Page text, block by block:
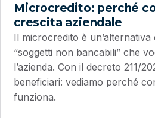
Microcredito: perché
crescita aziendale
Il microcredito è
“soggetti non bancabili” che
l’azienda. Con il decreto 211/
beneficiari: vediamo perché
funziona.